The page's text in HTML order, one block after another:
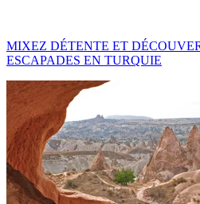
MIXEZ DÉTENTE ET
ESCAPADES EN TURQUIE